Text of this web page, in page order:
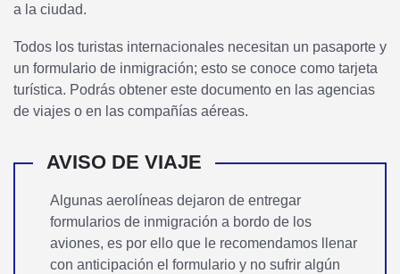
a la ciudad.
Todos los turistas internacionales necesitan un pasaporte y
un formulario de inmigración; esto se conoce como tarjeta
turística. Podrás obtener este documento en las agencias
de viajes o en las compañías aéreas.
​AVISO DE VIAJE
Algunas aerolíneas dejaron de entregar
formularios de inmigración a bordo de los
aviones, es por ello que le recomendamos llenar
con anticipación el formulario y no sufrir algún